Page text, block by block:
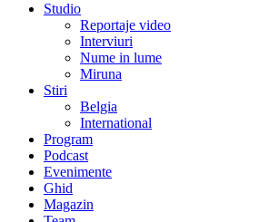
Studio
Reportaje video
Interviuri
Nume in lume
Miruna
Stiri
Belgia
International
Program
Podcast
Evenimente
Ghid
Magazin